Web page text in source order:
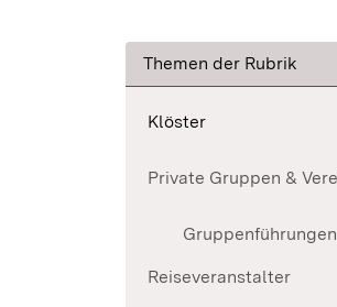
Themen der Rubrik
Klöster
Private Gruppen &
Gruppenführungen
Reiseveranstalter